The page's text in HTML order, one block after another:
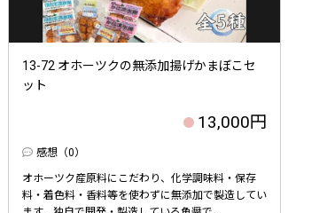
13-72 オホーツクの無添加揚げかまぼこセ
ット
13,000円
感想（0）
オホーツク産原料にこだわり、化学調味料・保存
料・着色料・香料等を使わずに無添加で製造してい